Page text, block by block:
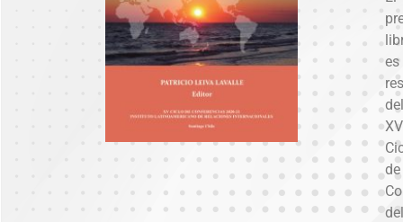
es
del
XV
de
del